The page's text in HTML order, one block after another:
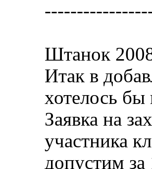
Штанок
Итак в
хотелось
Заявка на
участника
допустим